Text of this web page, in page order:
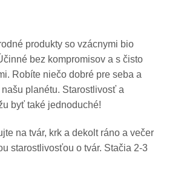
produkty so vzácnymi bio
bez kompromisov a s čisto
Robíte niečo dobré pre seba a
planétu. Starostlivosť a
byť také jednoduché!
na tvár, krk a dekolt ráno a večer
starostlivosťou o tvár. Stačia 2-3